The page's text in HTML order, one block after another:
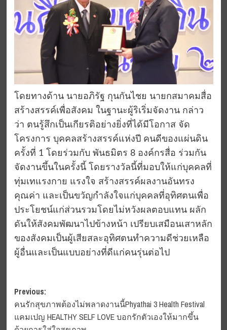
โดยทางด้าน นายอภิรัฐ กุนกันไชย นายกสมาคมสื่อ
สร้างสรรค์เพื่อสังคม ในฐานะผู้ริเริ่มจัดงาน กล่าว
ว่า ตนรู้สึกเป็นเกียรติอย่างยิ่งที่ได้มีโอกาส จัด
โครงการ บุคคลสร้างสรรค์แห่งปี คนดีของแผ่นดิน
ครั้งที่ 1 โดยร่วมกับ พันธมิตร 8 องค์กรสื่อ ร่วมกัน
จัดงานขึ้นในครั้งนี้ โดยรางวัลนี้ที่มอบให้แก่บุคคลที่
ทุ่มเทแรงกาย แรงใจ สร้างสรรค์ผลงานอันทรง
คุณค่า และเป็นขวัญกำลังใจแก่บุคคลที่อุทิศตนเพื่อ
ประโยชน์แก่ส่วนรวมโดยไม่หวังผลตอบแทน ผลัก
ดันให้สังคมพัฒนาไปข้างหน้า เปรียบเสมือนเสาหลัก
ของสังคมเป็นผู้เสียสละอุทิศตนทำความดีช่วยเหลือ
ผู้อื่นและเป็นแบบอย่างที่ดีแก่คนรุ่นต่อไป
Post
navigation
Previous:
คนรักสุขภาพต้องไม่พลาดงานนี้Phyathai 3 Health Festival
แคมเปญ HEALTHY SELF LOVE บอกรักตัวเองให้มากขึ้น